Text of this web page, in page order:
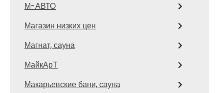
М-АВТО
Магазин низких цен
Магнат, сауна
МайкАрТ
Макарьевские бани, сауна